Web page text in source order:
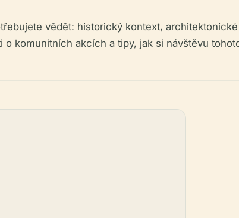
vědět: historický kontext,
komunitních akcích a tipy, jak si návštěvu